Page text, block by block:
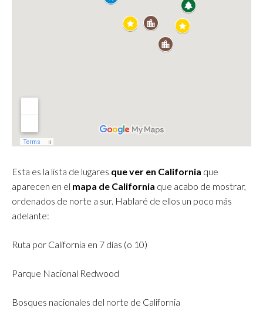
Esta es la lista de lugares que ver en California que
aparecen en el mapa de California que acabo de mostrar,
ordenados de norte a sur. Hablaré de ellos un poco más
adelante:
Ruta por California en 7 días (o 10)
Parque Nacional Redwood
Bosques nacionales del norte de California